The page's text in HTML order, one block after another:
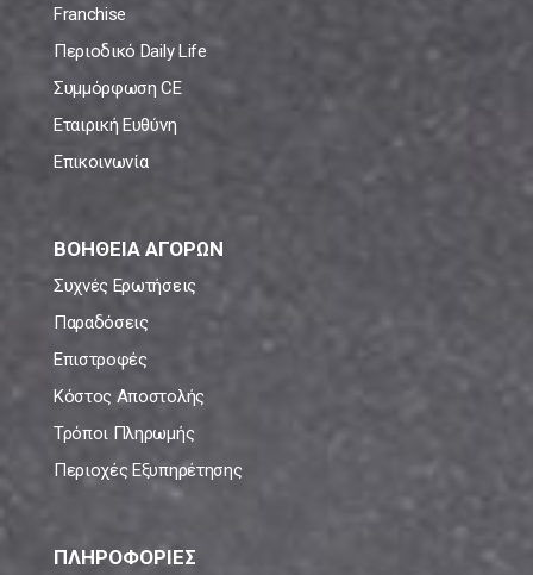
Franchise
Περιοδικό Daily Life
Συμμόρφωση CE
Εταιρική Ευθύνη
Επικοινωνία
ΒΟΗΘΕΙΑ ΑΓΟΡΩΝ
Συχνές Ερωτήσεις
Παραδόσεις
Επιστροφές
Κόστος Αποστολής
Τρόποι Πληρωμής
Περιοχές Εξυπηρέτησης
ΠΛΗΡΟΦΟΡΙΕΣ